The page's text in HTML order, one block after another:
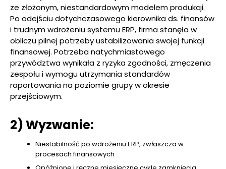
ze złożonym, niestandardowym modelem produkcji.
Po odejściu dotychczasowego kierownika ds. finansów
i trudnym wdrożeniu systemu ERP, firma stanęła w
obliczu pilnej potrzeby ustabilizowania swojej funkcji
finansowej. Potrzeba natychmiastowego
przywództwa wynikała z ryzyka zgodności, zmęczenia
zespołu i wymogu utrzymania standardów
raportowania na poziomie grupy w okresie
przejściowym.
2) Wyzwanie:
Niestabilność po wdrożeniu ERP, zwłaszcza w
procesach finansowych